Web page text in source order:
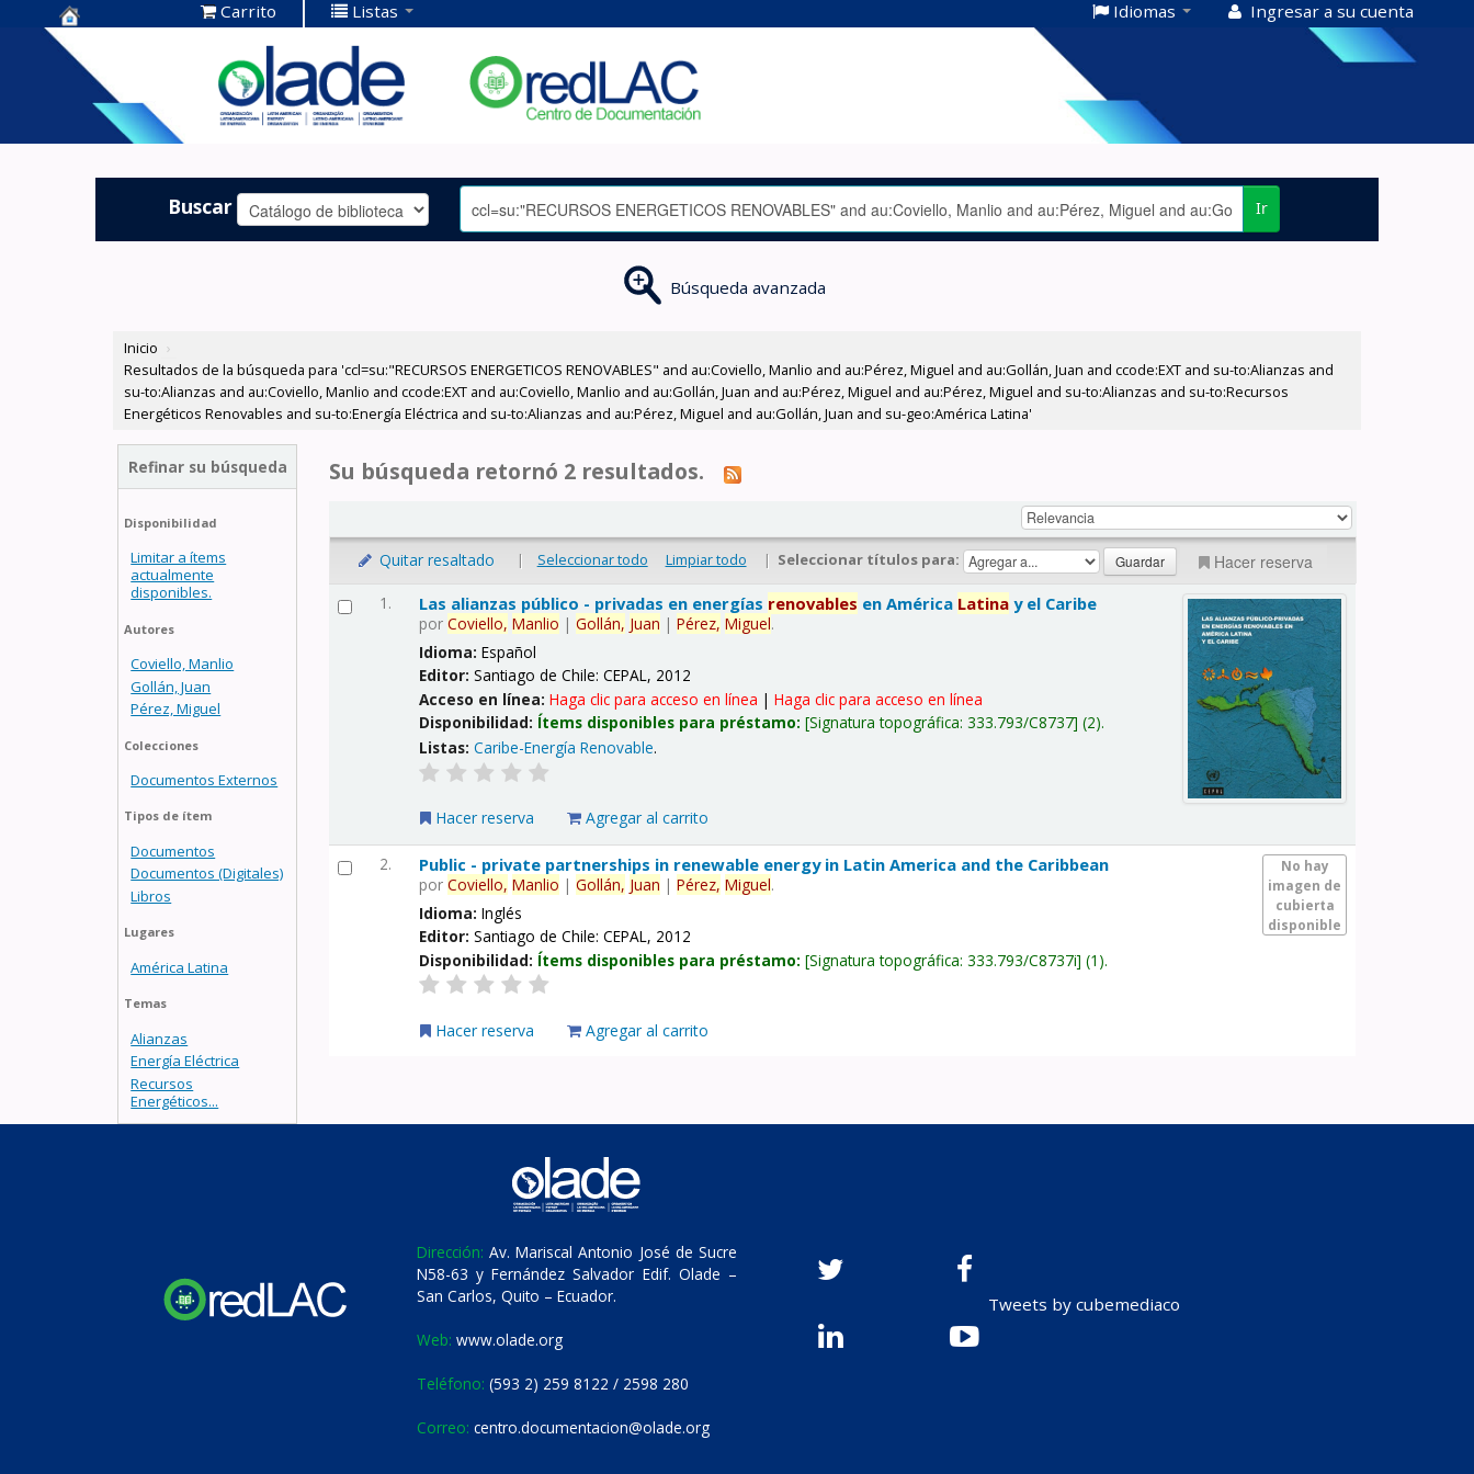
Centro de
Documentación
OLADE -
Carrito Listas Idiomas Ingresar a su cuenta
Buscar Ir
Búsqueda avanzada
Inicio ›
Resultados de la búsqueda para 'ccl=su:"RECURSOS ENERGETICOS RENOVABLES" and au:Coviello, Manlio and au:Pérez, Miguel and au:Gollán, Juan and ccode:EXT and su-to:Alianzas and
su-to:Alianzas and au:Coviello, Manlio and ccode:EXT and au:Coviello, Manlio and au:Gollán, Juan and au:Pérez, Miguel and au:Pérez, Miguel and su-to:Alianzas and su-to:Recursos
Energéticos Renovables and su-to:Energía Eléctrica and su-to:Alianzas and au:Pérez, Miguel and au:Gollán, Juan and su-geo:América Latina'
Refinar su búsqueda
Disponibilidad
Limitar a ítems
actualmente
disponibles.
Autores
Coviello, Manlio
Gollán, Juan
Pérez, Miguel
Colecciones
Documentos Externos
Tipos de ítem
Documentos
Documentos (Digitales)
Libros
Lugares
América Latina
Temas
Alianzas
Energía Eléctrica
Recursos
Energéticos...
Su búsqueda retornó 2 resultados.
Quitar resaltado | Seleccionar todo Limpiar todo | Seleccionar títulos para: Hacer reserva
1. Las alianzas público - privadas en energías renovables en América Latina y el Caribe
porCoviello, Manlio |Gollán, Juan |Pérez, Miguel.
Idioma:Español
Editor:Santiago de Chile: CEPAL, 2012
Acceso en línea:Haga clic para acceso en línea |Haga clic para acceso en línea
Disponibilidad: Ítems disponibles para préstamo: Signatura topográfica:333.793/C8737 (2).
Listas: Caribe-Energía Renovable.
Hacer reserva Agregar al carrito
2.
No hay
imagen de
cubierta
disponible
Public - private partnerships in renewable energy in Latin America and the Caribbean
porCoviello, Manlio |Gollán, Juan |Pérez, Miguel.
Idioma:Inglés
Editor:Santiago de Chile: CEPAL, 2012
Disponibilidad: Ítems disponibles para préstamo: Signatura topográfica:333.793/C8737i (1).
Hacer reserva Agregar al carrito
Dirección: Av. Mariscal Antonio José de Sucre
N58-63 y Fernández Salvador Edif. Olade –
San Carlos, Quito – Ecuador.
Web: www.olade.org
Teléfono: (593 2) 259 8122 / 2598 280
Correo: centro.documentacion@olade.org
Tweets by cubemediaco